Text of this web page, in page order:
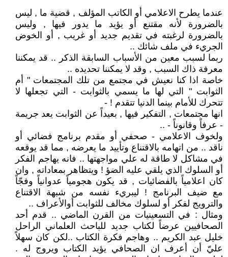
عندما يطرح الاعلامي أو الكاتب المؤلف , قضية ما , ليس
بالضرورة لأنه مقتنع أو يؤيد ما يدور فيها , وليس
بالضرورة لرغبته في تقديم جديد أو غريب , أو الخوض
الجريء في ملف شائك ..
ربما لسبب معين من الأسباب السابقة الذكر .. قد يمكننا
معرفة ذاك السبب , وقد لا يمكننا تحديده ..
خاصة اذا كنا نعيش في مجتمع من تلك المجتمعات " أم
الثوابت " التي لها ما يسمي بالثوابت - التي تجعلها لا
تتحرك للأمام بينما الدنيا تتقدم ! -
انها مجتمعات , التفكير فيها , بعيداً عن الثوابت يعد جريمة
- عرفاً وقانوناً - ..
ولخوف الاعلامي - صحفي أو مقدم برنامج فضائي أو
ناقد .. من اتهامه بالاقتناع وتأييد ما يعرضه , مما قد يوقعه
في مشاكل لا طاقة له علي مواجهتها .. فانه يهاجم الفكر
أو السلوك الذي يلقي عليه الضؤ ! ويتظاهر بمعاداته , وان
كان اعلامياً بالفضائيات , قد يكون هجومياً عدوانياً وفجّاً
مع ضيف البرنامج ! ليبريء نفسه من شبهة الاقتناع
والترويج لفكر أو لسلوك مخالف للثوابت أوالأعراف ..
ومثال : في التسعينيات من القرن الماضي .. قدم أحد
الصحافيين عرضاً لكتاب جديد للباحث العلماني الراحل
خليل عبد الكريم .. وهاجم فكرة الكتاب ..لكن كان سهلاً
عليّ أن أعرف ان الصحافي يؤيد الكتاب ويروج له .